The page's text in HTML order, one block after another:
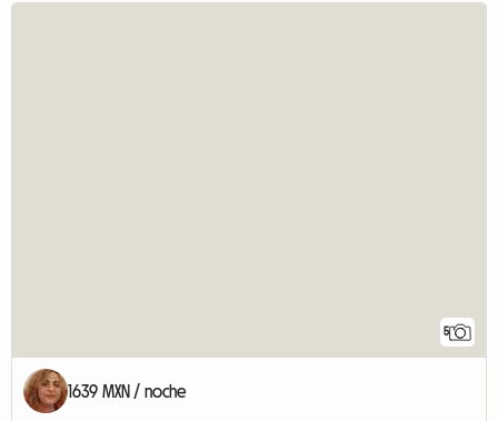
5
1639 MXN / noche